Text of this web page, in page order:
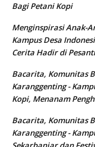
Bagi Petani Kopi
Menginspirasi Anak-
Kampus Desa
Cerita Hadir di
Bacarita, Komunitas
Karanggenting -
Kopi, Menanam
Bacarita, Komunitas
Karanggenting -